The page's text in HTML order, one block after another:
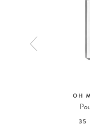
OH
35